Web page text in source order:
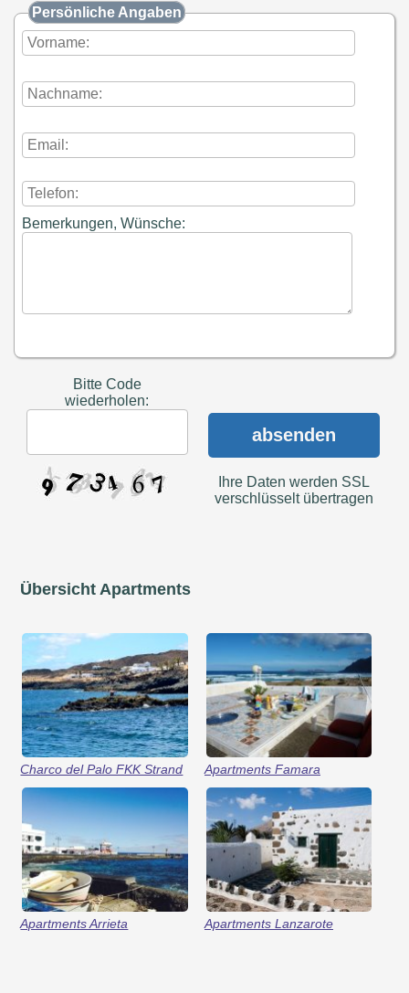
Persönliche Angaben
Bemerkungen, Wünsche:
Bitte Code
wiederholen:
absenden
Ihre Daten werden SSL
verschlüsselt übertragen
Übersicht Apartments
Charco del Palo FKK Strand Apartments Famara
Apartments Arrieta Apartments Lanzarote